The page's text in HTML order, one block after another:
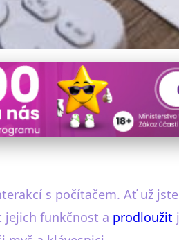
Udržujte
s počítačem. Ať už
jejich funkčnost a prodloužit